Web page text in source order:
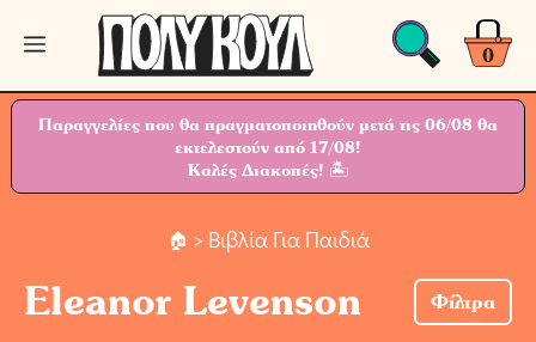
Μετάβαση
περιεχόμενο
0
Μενού
Παραγγελίες που θα πραγματοποιηθούν μετά τις 06/08 θα
εκτελεστούν από 17/08!
Καλές Διακοπές! 🏝
> Βιβλία Για Παιδιά
Eleanor Levenson Φίλτρα